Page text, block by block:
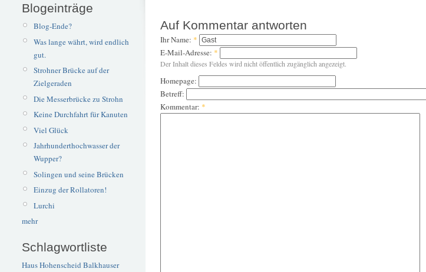
Blogeinträge
Blog-Ende?
Was lange währt, wird endlich
gut.
Strohner Brücke auf der
Zielgeraden
Die Messerbrücke zu Strohn
Keine Durchfahrt für Kanuten
Viel Glück
Jahrhunderthochwasser der
Wupper?
Solingen und seine Brücken
Einzug der Rollatoren!
Lurchi
mehr
Schlagwortliste
Haus Hohenscheid Balkhauser
Auf Kommentar antworten
Ihr Name: *
E-Mail-Adresse: *
Der Inhalt dieses Feldes wird nicht öffentlich zugänglich angezeigt.
Homepage:
Betreff:
Kommentar: *